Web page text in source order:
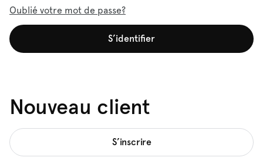
Oublié votre mot de passe?
S’identifier
Nouveau client
S’inscrire